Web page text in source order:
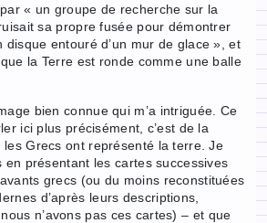
« un groupe de recherche sur la
sa propre fusée pour démontrer
entouré d’un mur de glace », et
la Terre est ronde comme une balle
bien connue qui m’a intriguée. Ce
ici plus précisément, c’est de la
Grecs ont représenté la terre. Je
en présentant les cartes successives
grecs (ou du moins reconstituées
d’après leurs descriptions,
n’avons pas ces cartes) – et que